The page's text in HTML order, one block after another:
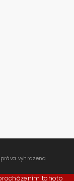
vyhrazena
tohoto